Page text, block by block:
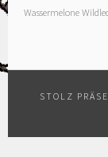
Wassermelone
STOLZ